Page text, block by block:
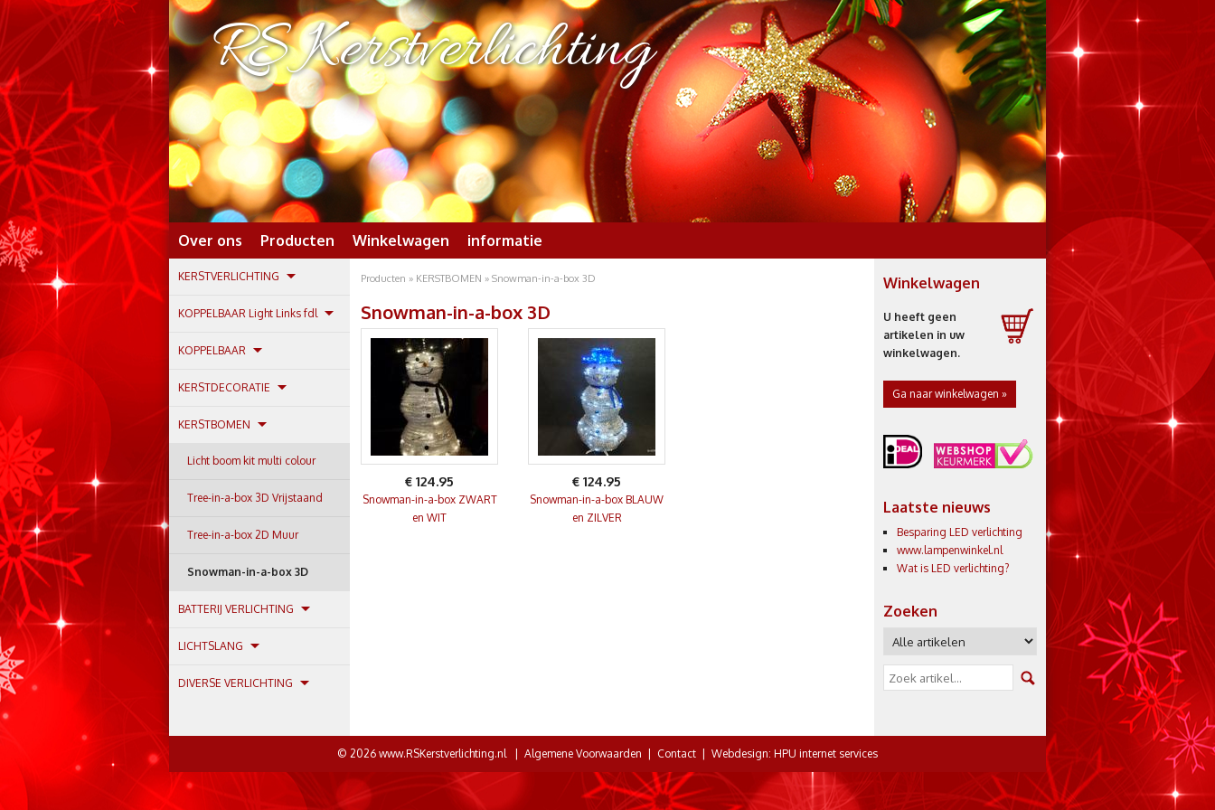
RS Kerstverlichting
Over ons Producten Winkelwagen informatie
KERSTVERLICHTING
KOPPELBAAR Light Links fdl
KOPPELBAAR
KERSTDECORATIE
KERSTBOMEN
Licht boom kit multi colour
Tree-in-a-box 3D Vrijstaand
Tree-in-a-box 2D Muur
Snowman-in-a-box 3D
BATTERIJ VERLICHTING
LICHTSLANG
DIVERSE VERLICHTING
Producten » KERSTBOMEN » Snowman-in-a-box 3D
Snowman-in-a-box 3D
€ 124.95
Snowman-in-a-box ZWART
en WIT
€ 124.95
Snowman-in-a-box BLAUW
en ZILVER
Winkelwagen
U heeft geen
artikelen in uw
winkelwagen.
Ga naar winkelwagen »
Laatste nieuws
Besparing LED verlichting
www.lampenwinkel.nl
Wat is LED verlichting?
Zoeken
© 2026 www.RSKerstverlichting.nl | Algemene Voorwaarden Contact | Webdesign: HPU internet services